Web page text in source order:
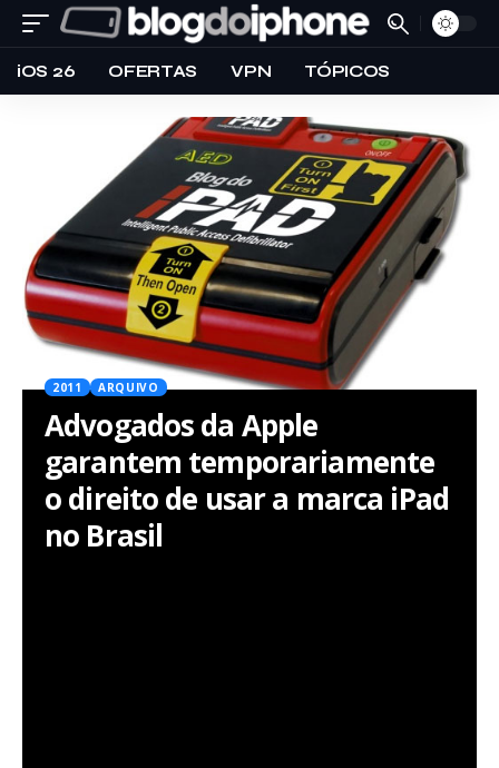
iOS 26 OFERTAS VPN TÓPICOS
2011 ARQUIVO
Advogados da Apple
garantem temporariamente
o direito de usar a marca iPad
no Brasil